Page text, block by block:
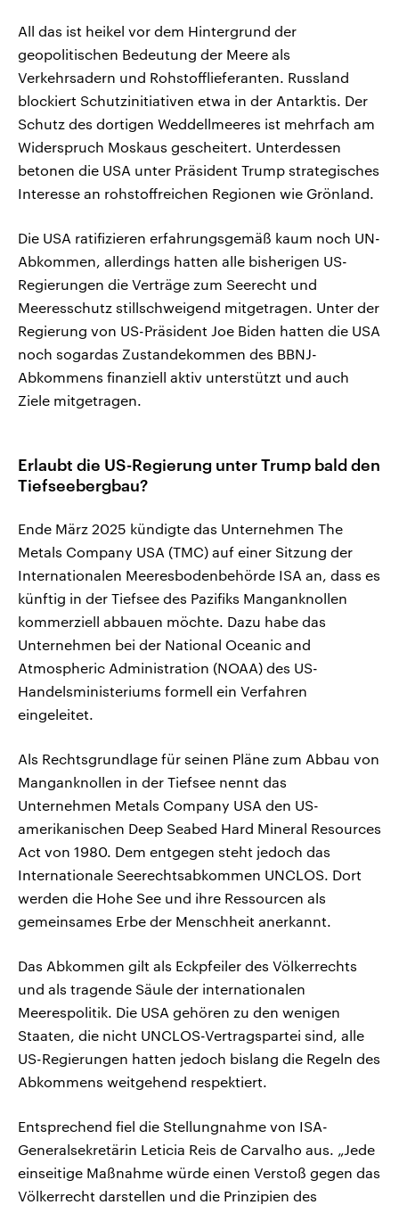
All das ist heikel vor dem Hintergrund der
geopolitischen Bedeutung der Meere als
Verkehrsadern und Rohstofflieferanten. Russland
blockiert Schutzinitiativen etwa in der Antarktis. Der
Schutz des dortigen Weddellmeeres ist mehrfach am
Widerspruch Moskaus gescheitert. Unterdessen
betonen die USA unter Präsident Trump strategisches
Interesse an rohstoffreichen Regionen wie Grönland.
Die USA ratifizieren erfahrungsgemäß kaum noch UN-
Abkommen, allerdings hatten alle bisherigen US-
Regierungen die Verträge zum Seerecht und
Meeresschutz stillschweigend mitgetragen. Unter der
Regierung von US-Präsident Joe Biden hatten die USA
noch sogardas Zustandekommen des BBNJ-
Abkommens finanziell aktiv unterstützt und auch
Ziele mitgetragen.
Erlaubt die US-Regierung unter Trump bald den
Tiefseebergbau?
Ende März 2025 kündigte das Unternehmen The
Metals Company USA (TMC) auf einer Sitzung der
Internationalen Meeresbodenbehörde ISA an, dass es
künftig in der Tiefsee des Pazifiks Manganknollen
kommerziell abbauen möchte. Dazu habe das
Unternehmen bei der National Oceanic and
Atmospheric Administration (NOAA) des US-
Handelsministeriums formell ein Verfahren
eingeleitet.
Als Rechtsgrundlage für seinen Pläne zum Abbau von
Manganknollen in der Tiefsee nennt das
Unternehmen Metals Company USA den US-
amerikanischen Deep Seabed Hard Mineral Resources
Act von 1980. Dem entgegen steht jedoch das
Internationale Seerechtsabkommen UNCLOS. Dort
werden die Hohe See und ihre Ressourcen als
gemeinsames Erbe der Menschheit anerkannt.
Das Abkommen gilt als Eckpfeiler des Völkerrechts
und als tragende Säule der internationalen
Meerespolitik. Die USA gehören zu den wenigen
Staaten, die nicht UNCLOS-Vertragspartei sind, alle
US-Regierungen hatten jedoch bislang die Regeln des
Abkommens weitgehend respektiert.
Entsprechend fiel die Stellungnahme von ISA-
Generalsekretärin Leticia Reis de Carvalho aus. „Jede
einseitige Maßnahme würde einen Verstoß gegen das
Völkerrecht darstellen und die Prinzipien des